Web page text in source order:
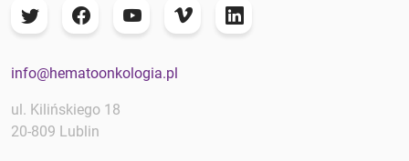
info@hematoonkologia.pl
ul. Kilińskiego 18
20-809 Lublin